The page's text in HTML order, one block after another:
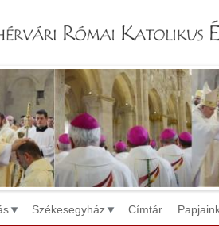
Székesegyház Címtár